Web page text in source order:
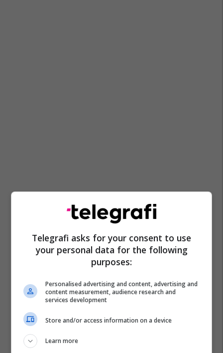
Telegrafi asks for your consent to use
your personal data for the following
purposes:
Personalised advertising and content, advertising and
content measurement, audience research and
services development
Store and/or access information on a device
Learn more